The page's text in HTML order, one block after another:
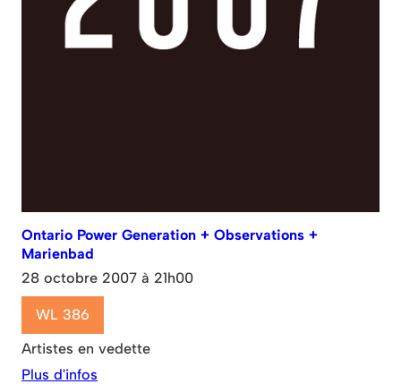
Ontario Power Generation + Observations +
Marienbad
28 octobre 2007 à 21h00
WL 386
Artistes en vedette
Plus d'infos